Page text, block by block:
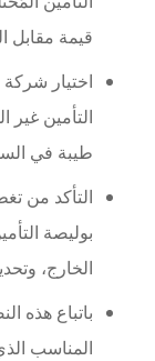
قيمة مقابل
اختيار
التأمين غير
طيبة في
التأكد من
بوليصة
الخارج،
باتباع هذه
المناسب